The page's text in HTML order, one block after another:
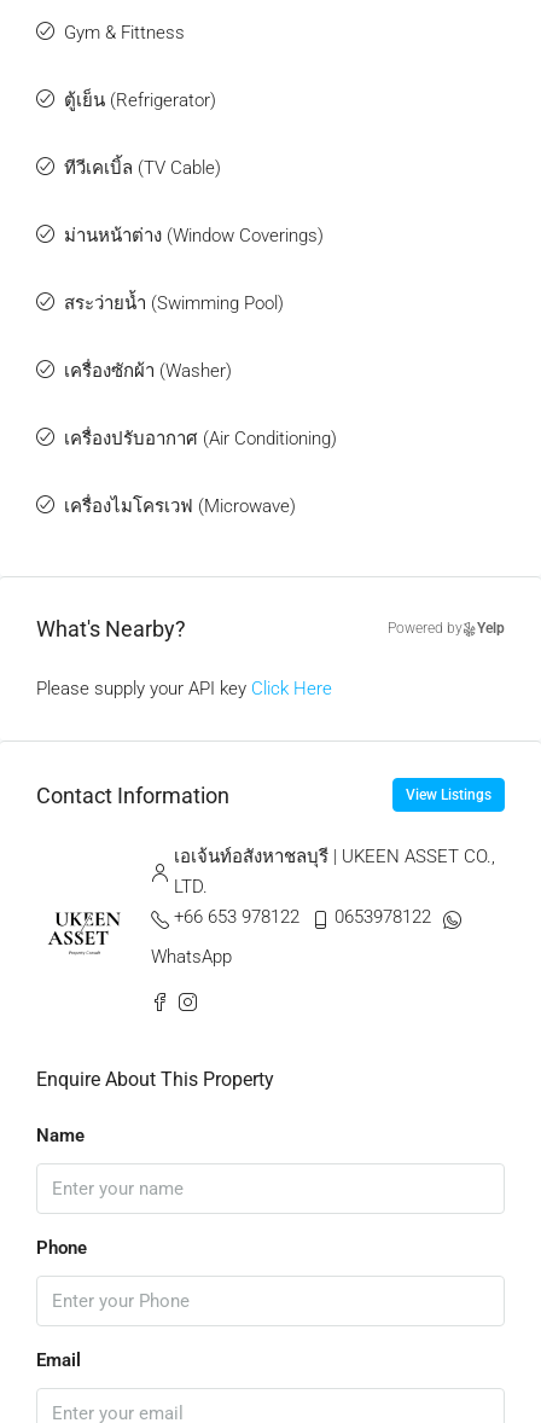
Gym & Fittness
ตู้เย็น (Refrigerator)
ทีวีเคเบิ้ล (TV Cable)
ม่านหน้าต่าง (Window Coverings)
สระว่ายน้ำ (Swimming Pool)
เครื่องซักผ้า (Washer)
เครื่องปรับอากาศ (Air Conditioning)
เครื่องไมโครเวฟ (Microwave)
What's Nearby? Powered by Yelp
Please supply your API key Click Here
Contact Information View Listings
เอเจ้นท์อสังหาชลบุรี | UKEEN ASSET CO.,
LTD.
+66 653 978122
0653978122
WhatsApp
Enquire About This Property
Name
Phone
Email